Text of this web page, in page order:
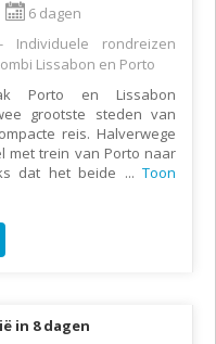
6 dagen
rondreizen
Lissabon en Porto
Porto en Lissabon
grootste steden van
reis. Halverwege
met trein van Porto naar
dat het beide ... Toon
in 8 dagen